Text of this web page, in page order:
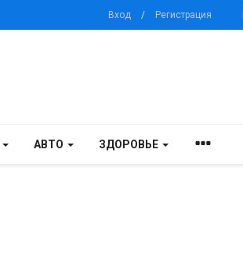
Вход / Регистрация
АВТО ЗДОРОВЬЕ